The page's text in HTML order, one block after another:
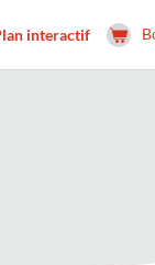
interactif